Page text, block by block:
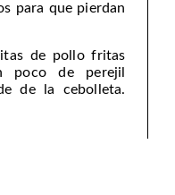
para que pierdan
de pollo fritas
poco de perejil
de la cebolleta.